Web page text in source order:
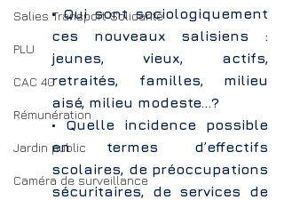
Salies Transport Solidarité
PLU
CAC 40
Rémunération
Jardin public
Caméra de surveillance
• Qui sont sociologiquement
ces nouveaux salisiens :
jeunes, vieux, actifs,
retraités, familles, milieu
aisé, milieu modeste…?
• Quelle incidence possible
en termes d’effectifs
scolaires, de préoccupations
sécuritaires, de services de